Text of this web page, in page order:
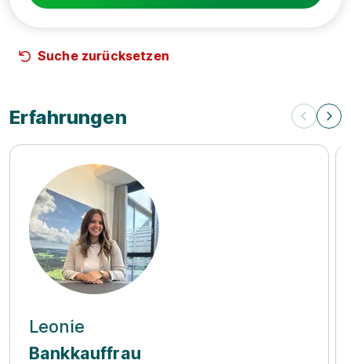
Suche zurücksetzen
Erfahrungen
Leonie
Bankkauffrau